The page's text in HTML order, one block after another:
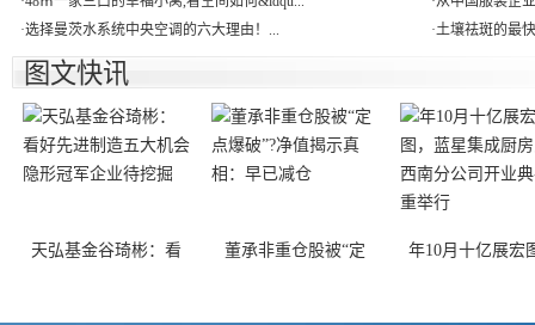
·选择曼茨水系统中央空调的六大理由！...
·土壤祛斑的最
图文快讯
天弘基金谷琦彬：看 董承非重仓股被“定 年10月十亿展宏